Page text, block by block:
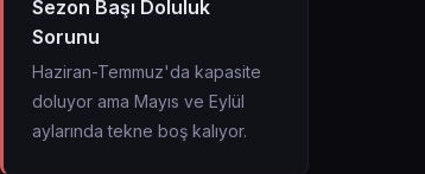
Sezon Başı Doluluk
Sorunu
Haziran-Temmuz'da kapasite
doluyor ama Mayıs ve Eylül
aylarında tekne boş kalıyor.